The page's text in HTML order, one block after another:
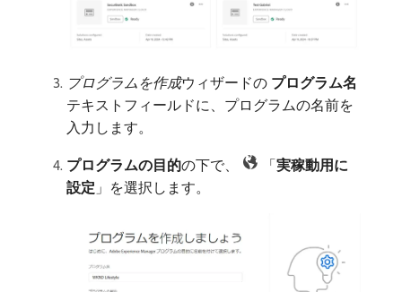
プログラムを作成​ウィザードの​ プログラム名
テキストフィールドに、プログラムの名前を
入力します。
プログラムの目的​の下で、 「実稼動用に
設定 」を選択します。